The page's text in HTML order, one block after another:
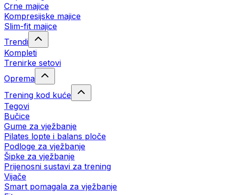
Crne majice
Kompresijske majice
Slim-fit majice
Trendi
Kompleti
Trenirke setovi
Oprema
Trening kod kuće
Tegovi
Bučice
Gume za vježbanje
Pilates lopte i balans ploče
Podloge za vježbanje
Šipke za vježbanje
Prijenosni sustavi za trening
Vijače
Smart pomagala za vježbanje